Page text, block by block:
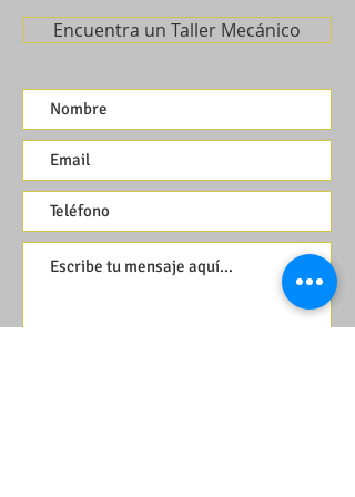
Encuentra un Taller Mecánico